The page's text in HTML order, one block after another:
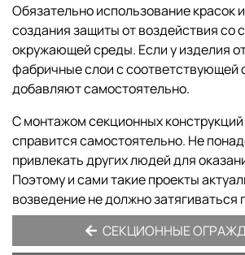
Обязательно использование красок
создания защиты от воздействия со
окружающей среды. Если у изделия
фабричные слои с соответствующей
добавляют самостоятельно.
С монтажом секционных
справится самостоятельно. Не
привлекать других людей для
Поэтому и сами такие проекты
возведение не должно затягиваться
СЕКЦИОННЫЕ